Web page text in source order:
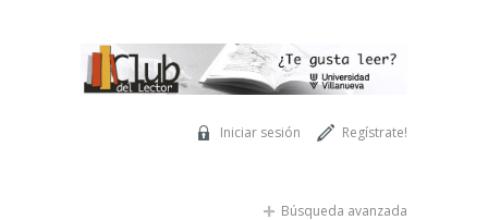
Regístrate!
Iniciar sesión
Búsqueda avanzada